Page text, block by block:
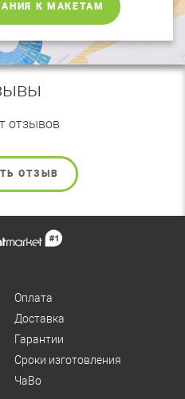
К МАКЕТАМ
отзывов
ОТЗЫВ
Оплата
Доставка
Гарантии
Сроки изготовления
ЧаВо